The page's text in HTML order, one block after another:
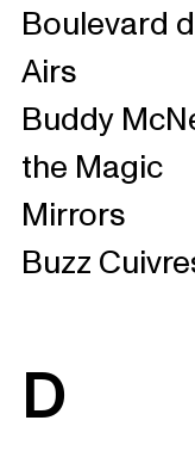
Boulevard
Airs
Buddy
the Magic
Mirrors
Buzz
D